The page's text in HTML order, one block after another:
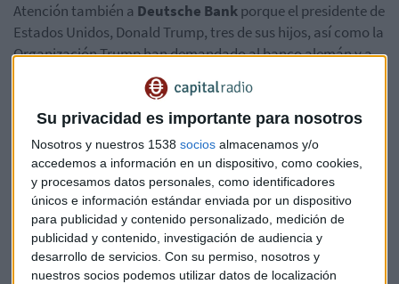
Su privacidad es importante para nosotros
Nosotros y nuestros 1538 socios almacenamos y/o
accedemos a información en un dispositivo, como cookies,
y procesamos datos personales, como identificadores
únicos e información estándar enviada por un dispositivo
para publicidad y contenido personalizado, medición de
publicidad y contenido, investigación de audiencia y
desarrollo de servicios. Con su permiso, nosotros y
nuestros socios podemos utilizar datos de localización
Atención también a Deutsche Bankporque el presidente de
Estados Unidos, Donald Trump, tres de sus hijos, así como la
Organización Trump han demandado al banco alemán y a
Capital One en un esfuerzo por impedir que los bancos
respondieran a las citaciones del Congreso. El Deutsche
Bank supuestamente prestó más de 2.000 millones de
dólares a Trump antes de convertirse en presidente, según
informó el New York Times en marzo.
La mejor en el Ibex 35 es esta mañanaRepsol(+1,2%) que
ha presentado un
beneficio neto ajustado en el primer trimestre de 618
millones de euros un 6% más.